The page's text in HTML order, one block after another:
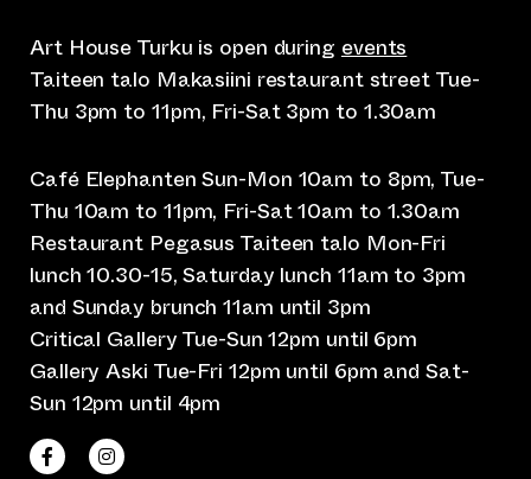
Art House Turku is open during events
Taiteen talo Makasiini restaurant street Tue-
Thu 3pm to 11pm, Fri-Sat 3pm to 1.30am
Café Elephanten Sun-Mon 10am to 8pm, Tue-
Thu 10am to 11pm, Fri-Sat 10am to 1.30am
Restaurant Pegasus Taiteen talo Mon-Fri
lunch 10.30-15, Saturday lunch 11am to 3pm
and Sunday brunch 11am until 3pm
Critical Gallery Tue-Sun 12pm until 6pm
Gallery Aski Tue-Fri 12pm until 6pm and Sat-
Sun 12pm until 4pm
Taiteen talo Facebookissa
(opens an external website)
Taiteen talo Instagramissa
(opens an external website)